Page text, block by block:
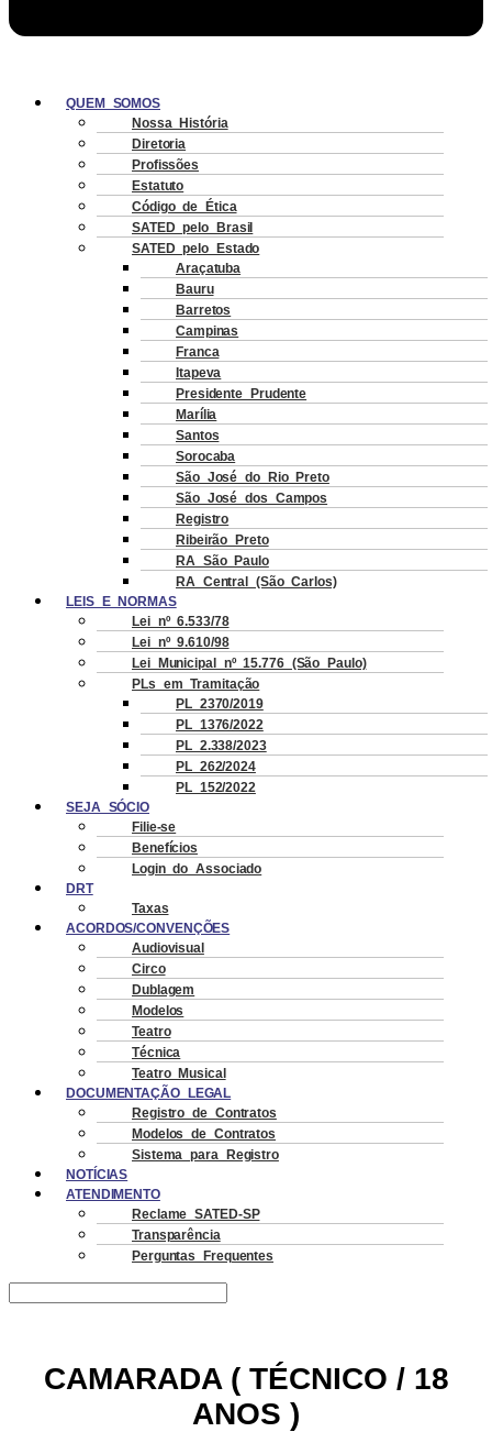
QUEM SOMOS
Nossa História
Diretoria
Profissões
Estatuto
Código de Ética
SATED pelo Brasil
SATED pelo Estado
Araçatuba
Bauru
Barretos
Campinas
Franca
Itapeva
Presidente Prudente
Marília
Santos
Sorocaba
São José do Rio Preto
São José dos Campos
Registro
Ribeirão Preto
RA São Paulo
RA Central (São Carlos)
LEIS E NORMAS
Lei nº 6.533/78
Lei nº 9.610/98
Lei Municipal nº 15.776 (São Paulo)
PLs em Tramitação
PL 2370/2019
PL 1376/2022
PL 2.338/2023
PL 262/2024
PL 152/2022
SEJA SÓCIO
Filie-se
Benefícios
Login do Associado
DRT
Taxas
ACORDOS/CONVENÇÕES
Audiovisual
Circo
Dublagem
Modelos
Teatro
Técnica
Teatro Musical
DOCUMENTAÇÃO LEGAL
Registro de Contratos
Modelos de Contratos
Sistema para Registro
NOTÍCIAS
ATENDIMENTO
Reclame SATED-SP
Transparência
Perguntas Frequentes
CAMARADA ( TÉCNICO / 18
ANOS )